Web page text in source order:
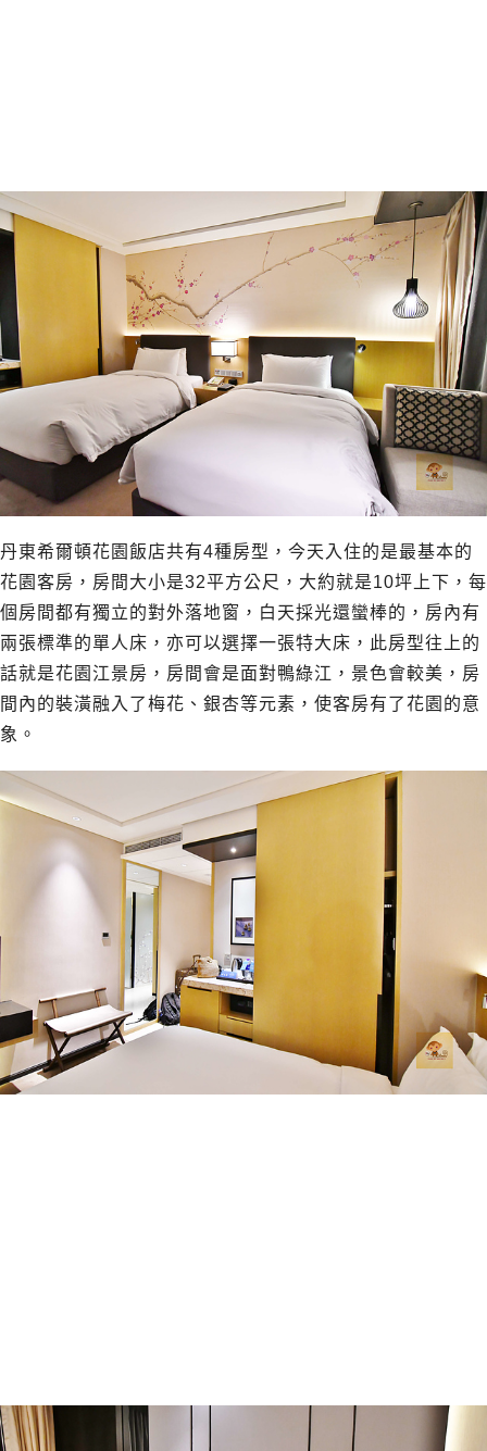
丹東希爾頓花園飯店共有4種房型，今天入住的是最基本的
花園客房，房間大小是32平方公尺，大約就是10坪上下，每
個房間都有獨立的對外落地窗，白天採光還蠻棒的，房內有
兩張標準的單人床，亦可以選擇一張特大床，此房型往上的
話就是花園江景房，房間會是面對鴨綠江，景色會較美，房
間內的裝潢融入了梅花、銀杏等元素，使客房有了花園的意
象。